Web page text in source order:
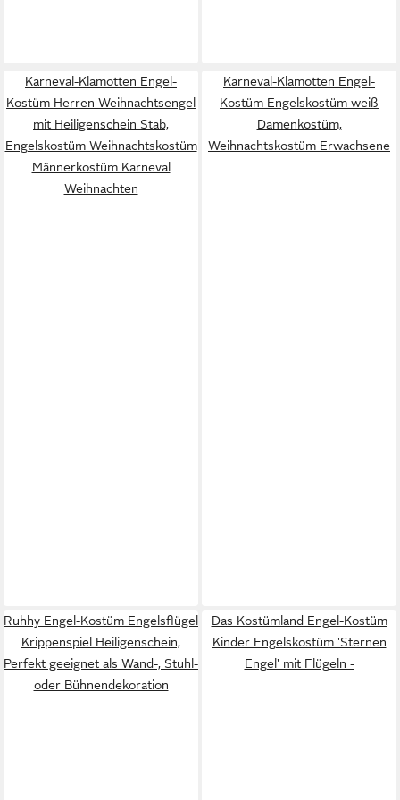
Karneval-Klamotten Engel-
Kostüm Herren Weihnachtsengel
mit Heiligenschein Stab,
Engelskostüm Weihnachtskostüm
Männerkostüm Karneval
Weihnachten
Karneval-Klamotten Engel-
Kostüm Engelskostüm weiß
Damenkostüm,
Weihnachtskostüm Erwachsene
Ruhhy Engel-Kostüm Engelsflügel
Krippenspiel Heiligenschein,
Perfekt geeignet als Wand-, Stuhl-
oder Bühnendekoration
Das Kostümland Engel-Kostüm
Kinder Engelskostüm 'Sternen
Engel' mit Flügeln -